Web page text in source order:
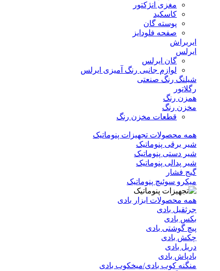
مغزی انژکتور
کاسکید
پوسته گان
صفحه فلودایز
ایربراش
ایرلس
گان ایرلس
لوازم جانبی رنگ آمیزی ایرلس
شیلنگ رنگ صنعتی
رگلاتور
همزن رنگ
مخزن رنگ
قطعات مخزن رنگ
همه محصولات تجهیزات پنوماتیک
شیر برقی پنوماتیک
شیر دستی پنوماتیک
شیر پدالی پنوماتیک
گیج فشار
میکرو سوئیچ پنوماتیک
همه محصولات ابزار بادی
جرثقیل بادی
بکس بادی
پیچ گوشتی بادی
چکش بادی
دریل بادی
بادپاش بادی
منگنه کوب بادی/میخکوب بادی